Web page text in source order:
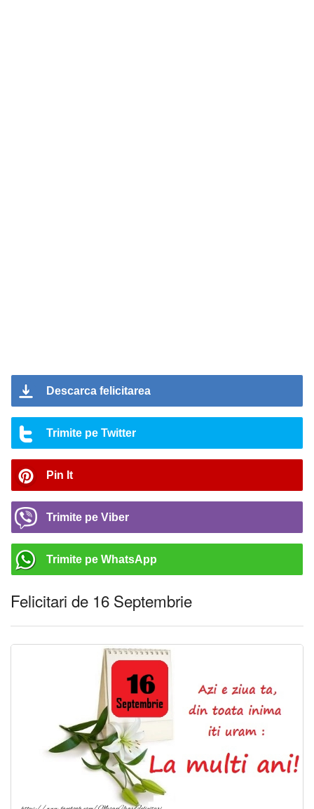
Descarca felicitarea
Trimite pe Twitter
Pin It
Trimite pe Viber
Trimite pe WhatsApp
Felicitari de 16 Septembrie